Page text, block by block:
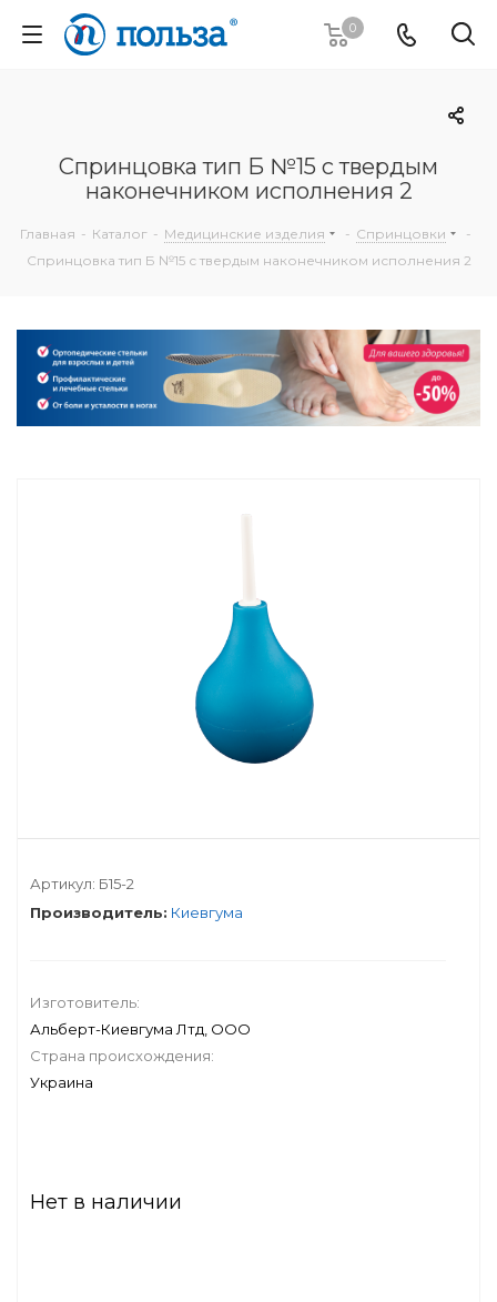
0
Спринцовка тип Б №15 с твердым
наконечником исполнения 2
Главная - Каталог - Медицинские изделия - Спринцовки
-
Спринцовка тип Б №15 с твердым наконечником исполнения 2
Артикул: Б15-2
Производитель: Киевгума
Изготовитель:
Альберт-Киевгума Лтд, ООО
Страна происхождения:
Украина
Нет в наличии